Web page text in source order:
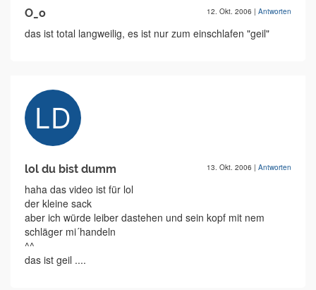
O_o 12. Okt. 2006 | Antworten
das ist total langweilig, es ist nur zum einschlafen "geil"
lol du bist dumm 13. Okt. 2006 | Antworten
haha das video ist für lol
der kleine sack
aber ich würde leiber dastehen und sein kopf mit nem
schläger mi´handeln
^^
das ist geil ....